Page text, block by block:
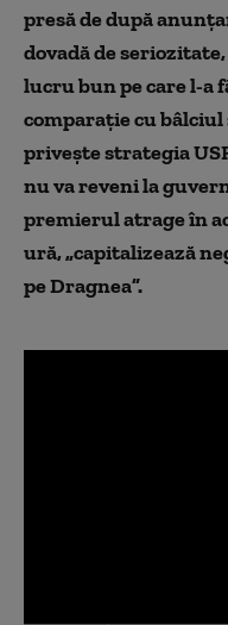
presă de după
dovadă de
lucru bun pe care l-a
comparație cu bâlciul
privește strategia
nu va reveni la
premierul atrage în
ură, „capitalizează
pe Dragnea”.